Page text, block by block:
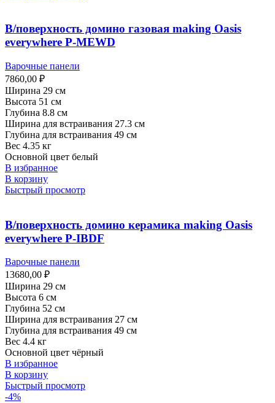
В/поверхность домино газовая making Oasis
everywhere P-MEWD
Варочные панели
7860,00 ₽
Ширина 29 см
Высота 51 см
Глубина 8.8 см
Ширина для встраивания 27.3 см
Глубина для встраивания 49 см
Вес 4.35 кг
Основной цвет белый
В избранное
В корзину
Быстрый просмотр
В/поверхность домино керамика making Oasis
everywhere P-IBDF
Варочные панели
13680,00 ₽
Ширина 29 см
Высота 6 см
Глубина 52 см
Ширина для встраивания 27 см
Глубина для встраивания 49 см
Вес 4.4 кг
Основной цвет чёрный
В избранное
В корзину
Быстрый просмотр
-4%